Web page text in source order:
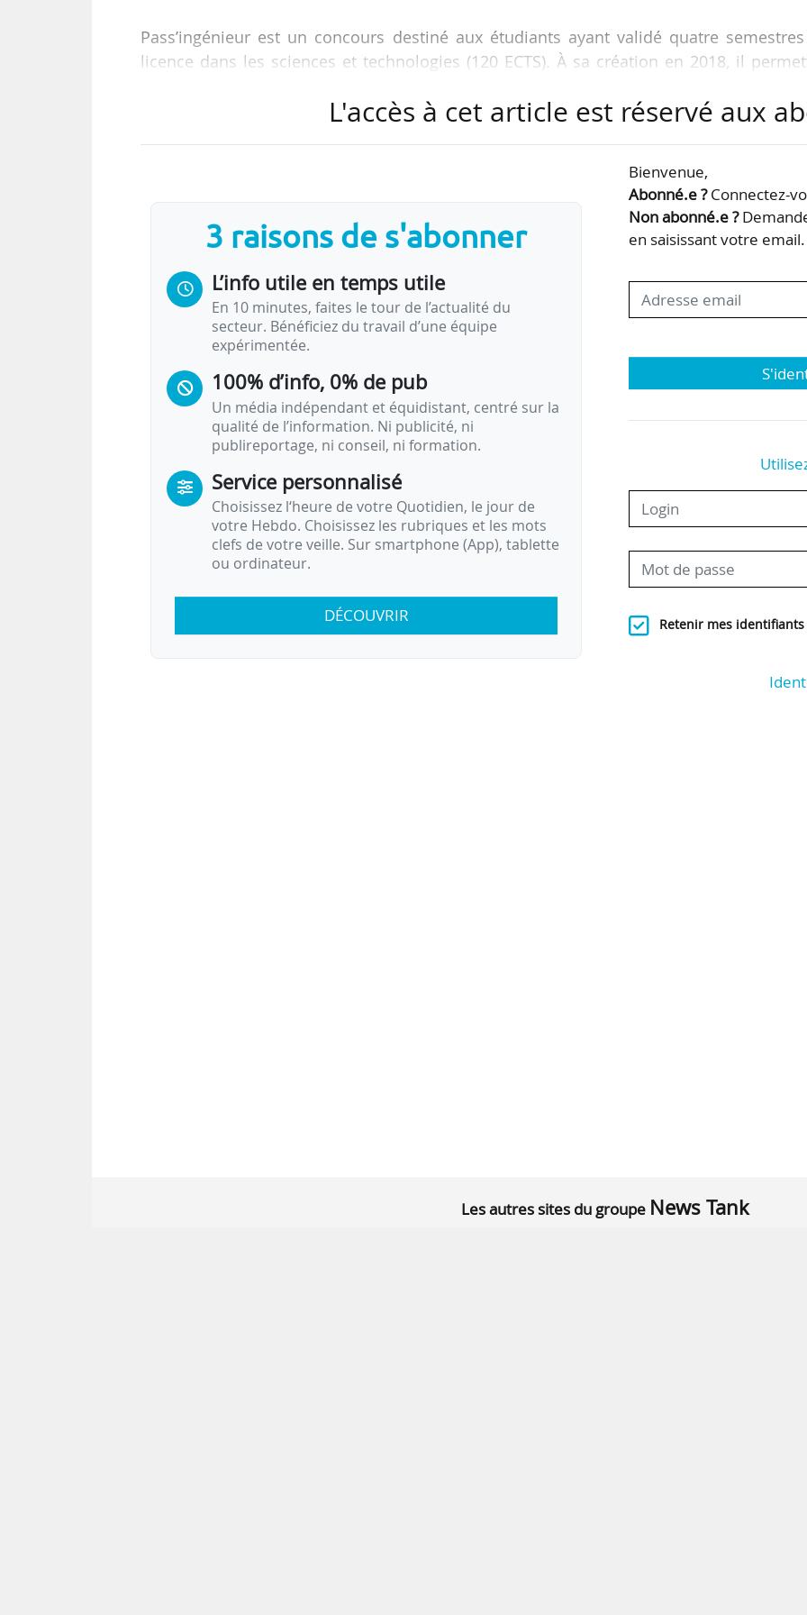
Pass’ingénieur est un concours destiné aux étudiants ayant validé quatre
licence dans les sciences et technologies (120 ECTS). À sa création en 2018, il
La phase d’admissibilité (sur dossier) n’évolue pas, mais la phase orale
Pour la première session du concours rénové, en 2025, 47 écoles appartenant
plupart au groupe ou à la banque CCINP…
L'accès à cet article est réservé aux
3 raisons de s'abonner
L’info utile en temps utile
En 10 minutes, faites le tour de l’actualité du
secteur. Bénéficiez du travail d’une équipe
expérimentée.
100% d’info, 0% de pub
Un média indépendant et équidistant, centré sur la
qualité de l’information. Ni publicité, ni
publireportage, ni conseil, ni formation.
Service personnalisé
Choisissez l‘heure de votre Quotidien, le jour de
votre Hebdo. Choisissez les rubriques et les mots
clefs de votre veille. Sur smartphone (App), tablette
ou ordinateur.
DÉCOUVRIR
Bienvenue,
Abonné.e ?Connectez-
Non abonné.e ?
en saisissant votre email.
Retenir mes identifiants
Les autres sites du groupe News Tank